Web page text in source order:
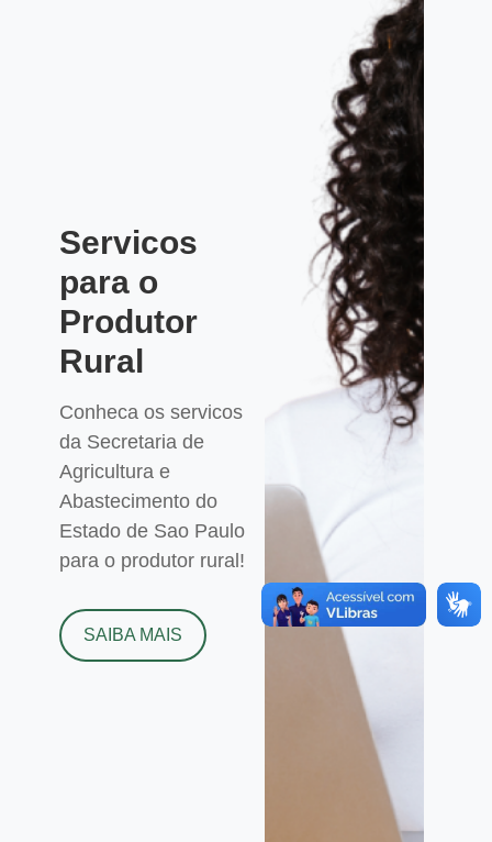
Servicos
para o
Produtor
Rural
Conheca os servicos
da Secretaria de
Agricultura e
Abastecimento do
Estado de Sao Paulo
para o produtor rural!
SAIBA MAIS